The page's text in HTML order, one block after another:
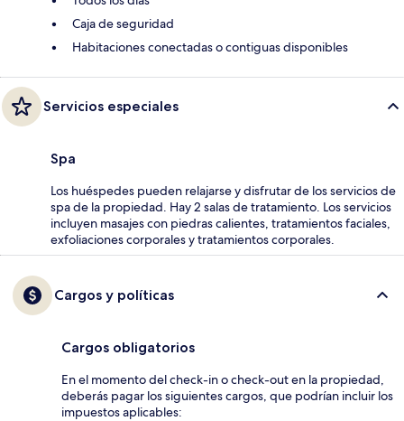
Caja de seguridad
Habitaciones conectadas o contiguas disponibles
Servicios especiales
Spa
Los huéspedes pueden relajarse y disfrutar de los servicios de
spa de la propiedad. Hay 2 salas de tratamiento. Los servicios
incluyen masajes con piedras calientes, tratamientos faciales,
exfoliaciones corporales y tratamientos corporales.
Cargos y políticas
Cargos obligatorios
En el momento del check-in o check-out en la propiedad,
deberás pagar los siguientes cargos, que podrían incluir los
impuestos aplicables: